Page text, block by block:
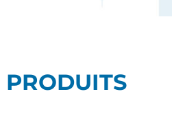
PRODUITS